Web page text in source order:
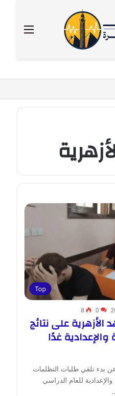
القائمة
Top
0
8
على نتائج
والإعدادية غدًا
بدء تلقي طلبات التظلمات
والإعدادية للعام الدراسي